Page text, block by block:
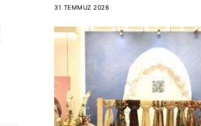
özel kampanya
HAPPYFASHIONANDFOOD
24 TEMMUZ 2026
31 TEMMUZ 2026